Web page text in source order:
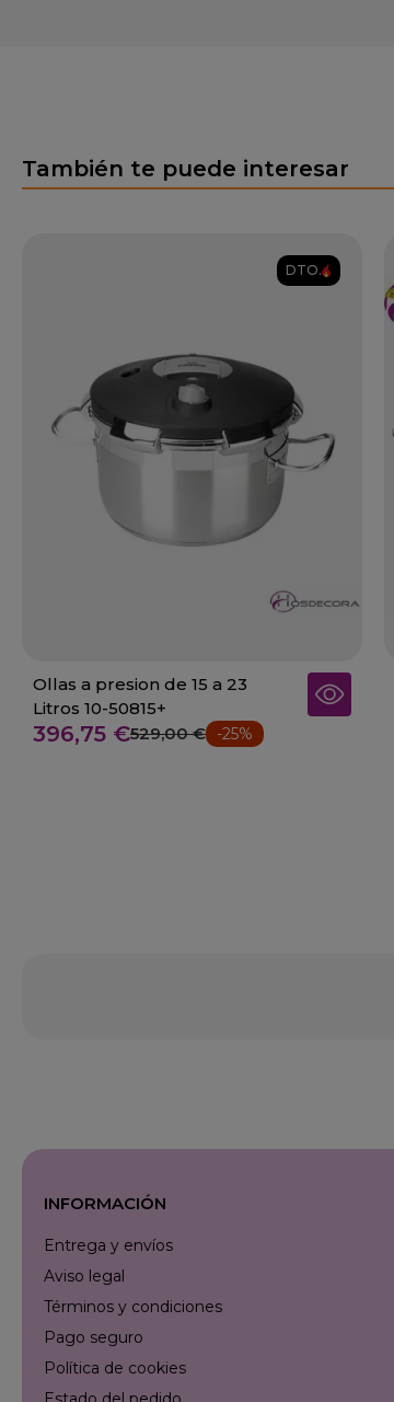
También te puede interesar
DTO.
Ollas a presion de 15 a 23
Litros 10-50815+
396,75 €529,00 € -25%
INFORMACIÓN
Entrega y envíos
Aviso legal
Términos y condiciones
Pago seguro
Política de cookies